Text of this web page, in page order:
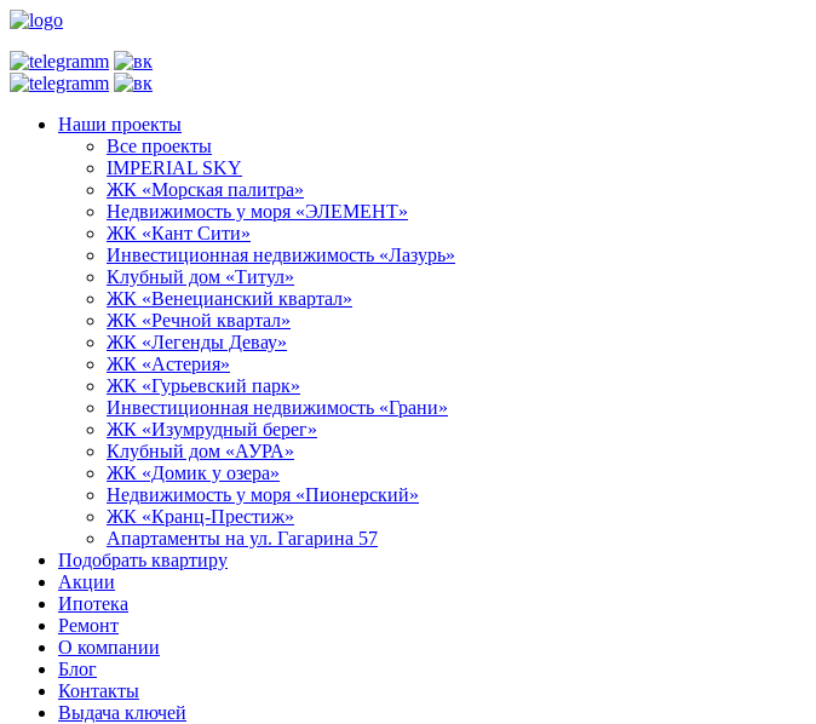
Наши проекты
Все проекты
IMPERIAL SKY
ЖК «Морская палитра»
Недвижимость у моря «ЭЛЕМЕНТ»
ЖК «Кант Сити»
Инвестиционная недвижимость «Лазурь»
Клубный дом «Титул»
ЖК «Венецианский квартал»
ЖК «Речной квартал»
ЖК «Легенды Девау»
ЖК «Астерия»
ЖК «Гурьевский парк»
Инвестиционная недвижимость «Грани»
ЖК «Изумрудный берег»
Клубный дом «АУРА»
ЖК «Домик у озера»
Недвижимость у моря «Пионерский»
ЖК «Кранц-Престиж»
Апартаменты на ул. Гагарина 57
Подобрать квартиру
Акции
Ипотека
Ремонт
О компании
Блог
Контакты
Выдача ключей